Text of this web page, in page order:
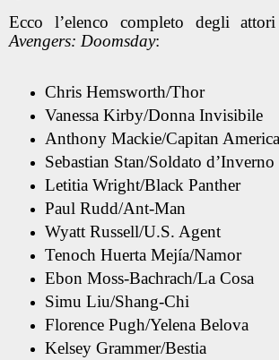
Ecco l’elenco completo degli
Avengers: Doomsday:
Chris Hemsworth/Thor
Vanessa Kirby/Donna Invisibile
Anthony Mackie/Capitan America
Sebastian Stan/Soldato d’Inverno
Letitia Wright/Black Panther
Paul Rudd/Ant-Man
Wyatt Russell/U.S. Agent
Tenoch Huerta Mejía/Namor
Ebon Moss-Bachrach/La Cosa
Simu Liu/Shang-Chi
Florence Pugh/Yelena Belova
Kelsey Grammer/Bestia